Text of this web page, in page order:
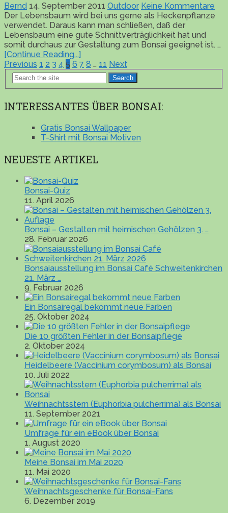
Bernd 14. September 2011 Outdoor Keine Kommentare
Der Lebensbaum wird bei uns gerne als Heckenpflanze
verwendet. Daraus kann man schließen, daß der
Lebensbaum eine gute Schnittverträglichkeit hat und
somit durchaus zur Gestaltung zum Bonsai geeignet ist. …
[Continue Reading...]
Seitennummerierung
der
Beiträge
Previous 1 2 3 4 5 6 7 8 … 11 Next
Search
INTERESSANTES ÜBER BONSAI:
Gratis Bonsai Wallpaper
T-Shirt mit Bonsai Motiven
NEUESTE ARTIKEL
Bonsai-Quiz
11. April 2026
Bonsai – Gestalten mit heimischen Gehölzen 3. …
28. Februar 2026
Bonsaiausstellung im Bonsai Café Schweitenkirchen
21. März …
9. Februar 2026
Ein Bonsairegal bekommt neue Farben
25. Oktober 2024
Die 10 größten Fehler in der Bonsaipflege
2. Oktober 2024
Heidelbeere (Vaccinium corymbosum) als Bonsai
10. Juli 2022
Weihnachtsstern (Euphorbia pulcherrima) als Bonsai
11. September 2021
Umfrage für ein eBook über Bonsai
1. August 2020
Meine Bonsai im Mai 2020
11. Mai 2020
Weihnachtsgeschenke für Bonsai-Fans
6. Dezember 2019